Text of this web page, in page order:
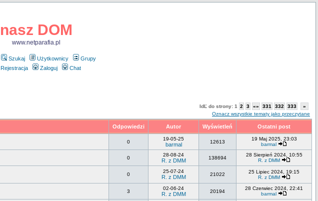
nasz DOM
www.netparafia.pl
Szukaj Użytkownicy
Grupy
Rejestracja
Zaloguj Chat
IdĽ do strony: 1 2 3 «» 331 332 333
»
Oznacz wszystkie tematy jako przeczytane
Odpowiedzi Autor Wyświetleń Ostatni post
0
19-05-25
barmal 12613
19 Maj 2025, 23:03
barmal
0
28-08-24
R. z DMM 138694
28 Sierpień 2024, 10:55
R. z DMM
0
25-07-24
R. z DMM 21022
25 Lipiec 2024, 19:15
R. z DMM
3
02-06-24
R. z DMM 20194
28 Czerwiec 2024, 22:41
barmal